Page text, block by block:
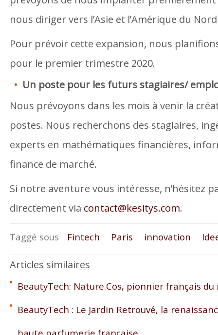
nous diriger vers l’Asie et l’Amérique du
Pour prévoir cette expansion, nous
pour le premier trimestre 2020.
Un poste pour les futurs stagiaires/
Nous prévoyons dans les mois à venir la
postes. Nous recherchons des stagiaires,
experts en mathématiques financières,
finance de marché.
Si notre aventure vous intéresse, n’hésitez
directement via contact@kesitys.com.
Taggé sous Fintech Paris innovation
Articles similaires
BeautyTech: Nature.Cos, pionnier français
BeautyTech : Le Jardin Retrouvé, la